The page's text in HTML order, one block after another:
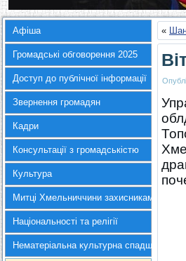
Афіша
Громадські обговорення 2025
Доступ до публічної інформації
Звернення громадян
Кадри
Консультації з громадськістю
Культура
Митці Хмельниччини захисникам України
Національності та релігії
Нематеріальна культурна спадщина
«